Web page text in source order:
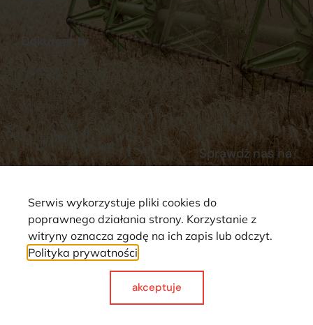
Dokumenty
Regulamin
Polityka prywatności
Reklamacje i zwroty
Dostawy
Płatności
Sprawdź nas na
Strona wykorzystuje pliki cookie. Wszystkie prawa zastrzeżone ©
Serwis wykorzystuje pliki cookies do
poprawnego działania strony. Korzystanie z
witryny oznacza zgodę na ich zapis lub odczyt.
Polityka prywatności
akceptuje